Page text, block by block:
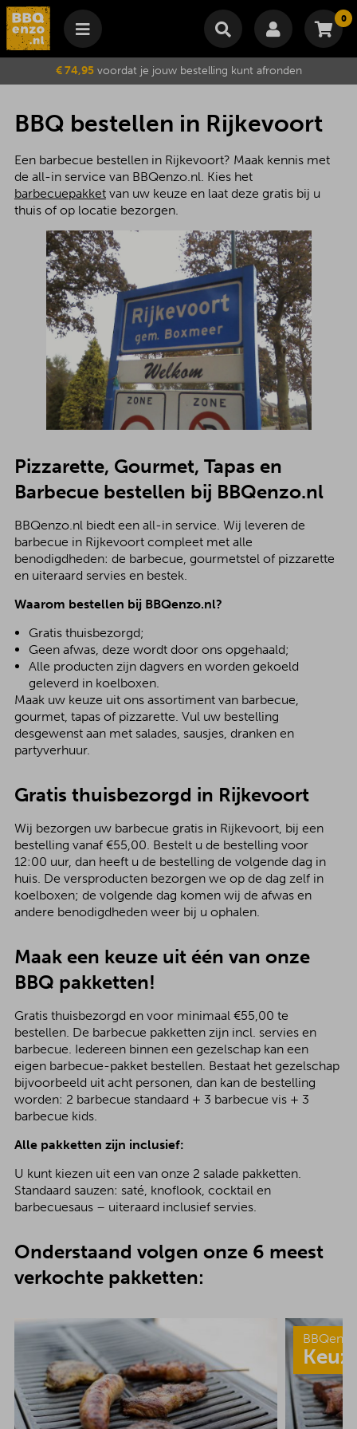
0
Winkelmand
Je winkelwagen is momenteel leeg.
Subtotaal €
Wijzig winkelmand
€ 74,95voordat je jouw bestelling kunt afronden
BBQ bestellen in Rijkevoort
Een barbecue bestellen in Rijkevoort? Maak kennis met
de all-in service van BBQenzo.nl. Kies het
barbecuepakketvan uw keuze en laat deze gratis bij u
thuis of op locatie bezorgen.
Pizzarette, Gourmet, Tapas en
Barbecue bestellen bij BBQenzo.nl
BBQenzo.nl biedt een all-in service. Wij leveren de
barbecue in Rijkevoort compleet met alle
benodigdheden: de barbecue, gourmetstel of pizzarette
en uiteraard servies en bestek.
Waarom bestellen bij BBQenzo.nl?
Gratis thuisbezorgd;
Geen afwas, deze wordt door ons opgehaald;
Alle producten zijn dagvers en worden gekoeld
geleverd in koelboxen.
Maak uw keuze uit ons assortiment van barbecue,
gourmet, tapas of pizzarette. Vul uw bestelling
desgewenst aan met salades, sausjes, dranken en
partyverhuur.
Gratis thuisbezorgd in Rijkevoort
Wij bezorgen uw barbecue gratis in Rijkevoort, bij een
bestelling vanaf €55,00. Bestelt u de bestelling voor
12:00 uur, dan heeft u de bestelling de volgende dag in
huis. De versproducten bezorgen we op de dag zelf in
koelboxen; de volgende dag komen wij de afwas en
andere benodigdheden weer bij u ophalen.
Maak een keuze uit één van onze
BBQ pakketten!
Gratis thuisbezorgd en voor minimaal €55,00 te
bestellen. De barbecue pakketten zijn incl. servies en
barbecue. Iedereen binnen een gezelschap kan een
eigen barbecue-pakket bestellen. Bestaat het gezelschap
bijvoorbeeld uit acht personen, dan kan de bestelling
worden: 2 barbecue standaard + 3 barbecue vis + 3
barbecue kids.
Alle pakketten zijn inclusief:
U kunt kiezen uit een van onze 2 salade pakketten.
Standaard sauzen: saté, knoflook, cocktail en
barbecuesaus – uiteraard inclusief servies.
Onderstaand volgen onze 6 meest
verkochte pakketten: